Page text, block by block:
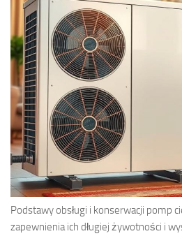
Podstawy obsługi i konserwacji pomp
zapewnienia ich długiej żywotności i